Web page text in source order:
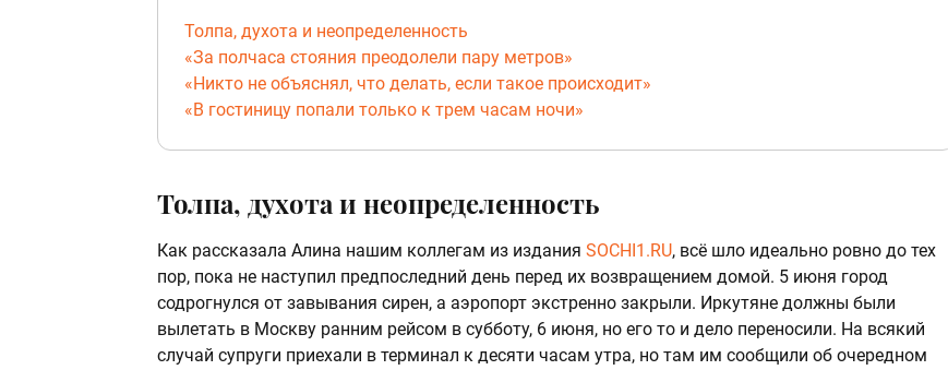
Толпа, духота и неопределенность
«За полчаса стояния преодолели пару метров»
«Никто не объяснял, что делать, если такое происходит»
«В гостиницу попали только к трем часам ночи»
Толпа, духота и неопределенность
Как рассказала Алина нашим коллегам из издания SOCHI1.RU, всё шло идеально ровно до тех
пор, пока не наступил предпоследний день перед их возвращением домой. 5 июня город
содрогнулся от завывания сирен, а аэропорт экстренно закрыли. Иркутяне должны были
вылетать в Москву ранним рейсом в субботу, 6 июня, но его то и дело переносили. На всякий
случай супруги приехали в терминал к десяти часам утра, но там им сообщили об очередном